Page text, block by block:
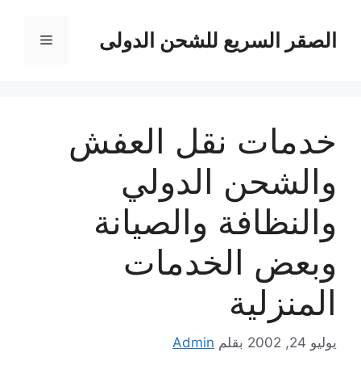
الصقر السريع للشحن الدولى القائمة
خدمات نقل العفش
والشحن الدولي
والنظافة والصيانة
وبعض الخدمات
المنزلية
يوليو 24, 2002 بقلمAdmin